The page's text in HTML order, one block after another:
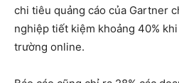
chi tiêu quảng cáo của Gartner
nghiệp tiết kiệm khoảng 40%
trường online.